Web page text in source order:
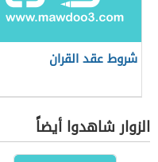
شروط عقد القران
الزوار شاهدوا أيضاً